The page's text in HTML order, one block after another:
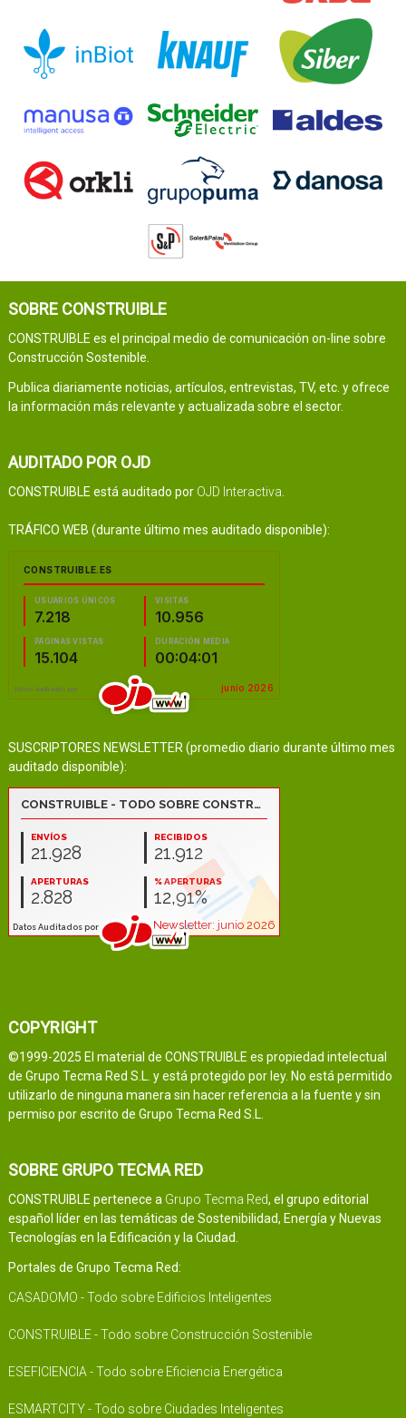
SOBRE CONSTRUIBLE
CONSTRUIBLE es el principal medio de comunicación on-line sobre
Construcción Sostenible.
Publica diariamente noticias, artículos, entrevistas, TV, etc. y ofrece
la información más relevante y actualizada sobre el sector.
AUDITADO POR OJD
CONSTRUIBLE está auditado por OJD Interactiva.
TRÁFICO WEB (durante último mes auditado disponible):
SUSCRIPTORES NEWSLETTER (promedio diario durante último mes
auditado disponible):
COPYRIGHT
©1999-2025 El material de CONSTRUIBLE es propiedad intelectual
de Grupo Tecma Red S.L. y está protegido por ley. No está permitido
utilizarlo de ninguna manera sin hacer referencia a la fuente y sin
permiso por escrito de Grupo Tecma Red S.L.
SOBRE GRUPO TECMA RED
CONSTRUIBLE pertenece a Grupo Tecma Red, el grupo editorial
español líder en las temáticas de Sostenibilidad, Energía y Nuevas
Tecnologías en la Edificación y la Ciudad.
Portales de Grupo Tecma Red:
CASADOMO - Todo sobre Edificios Inteligentes
CONSTRUIBLE - Todo sobre Construcción Sostenible
ESEFICIENCIA - Todo sobre Eficiencia Energética
ESMARTCITY - Todo sobre Ciudades Inteligentes